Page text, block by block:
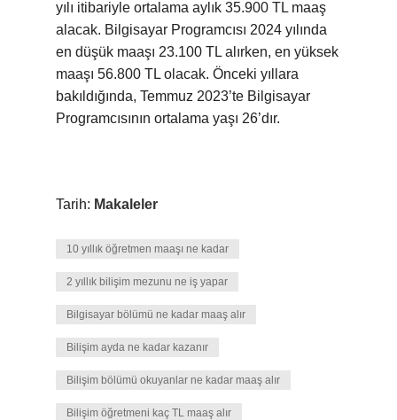
yılı itibariyle ortalama aylık 35.900 TL maaş
alacak. Bilgisayar Programcısı 2024 yılında
en düşük maaşı 23.100 TL alırken, en yüksek
maaşı 56.800 TL olacak. Önceki yıllara
bakıldığında, Temmuz 2023’te Bilgisayar
Programcısının ortalama yaşı 26’dır.
Tarih: Makaleler
10 yıllık öğretmen maaşı ne kadar
2 yıllık bilişim mezunu ne iş yapar
Bilgisayar bölümü ne kadar maaş alır
Bilişim ayda ne kadar kazanır
Bilişim bölümü okuyanlar ne kadar maaş alır
Bilişim öğretmeni kaç TL maaş alır